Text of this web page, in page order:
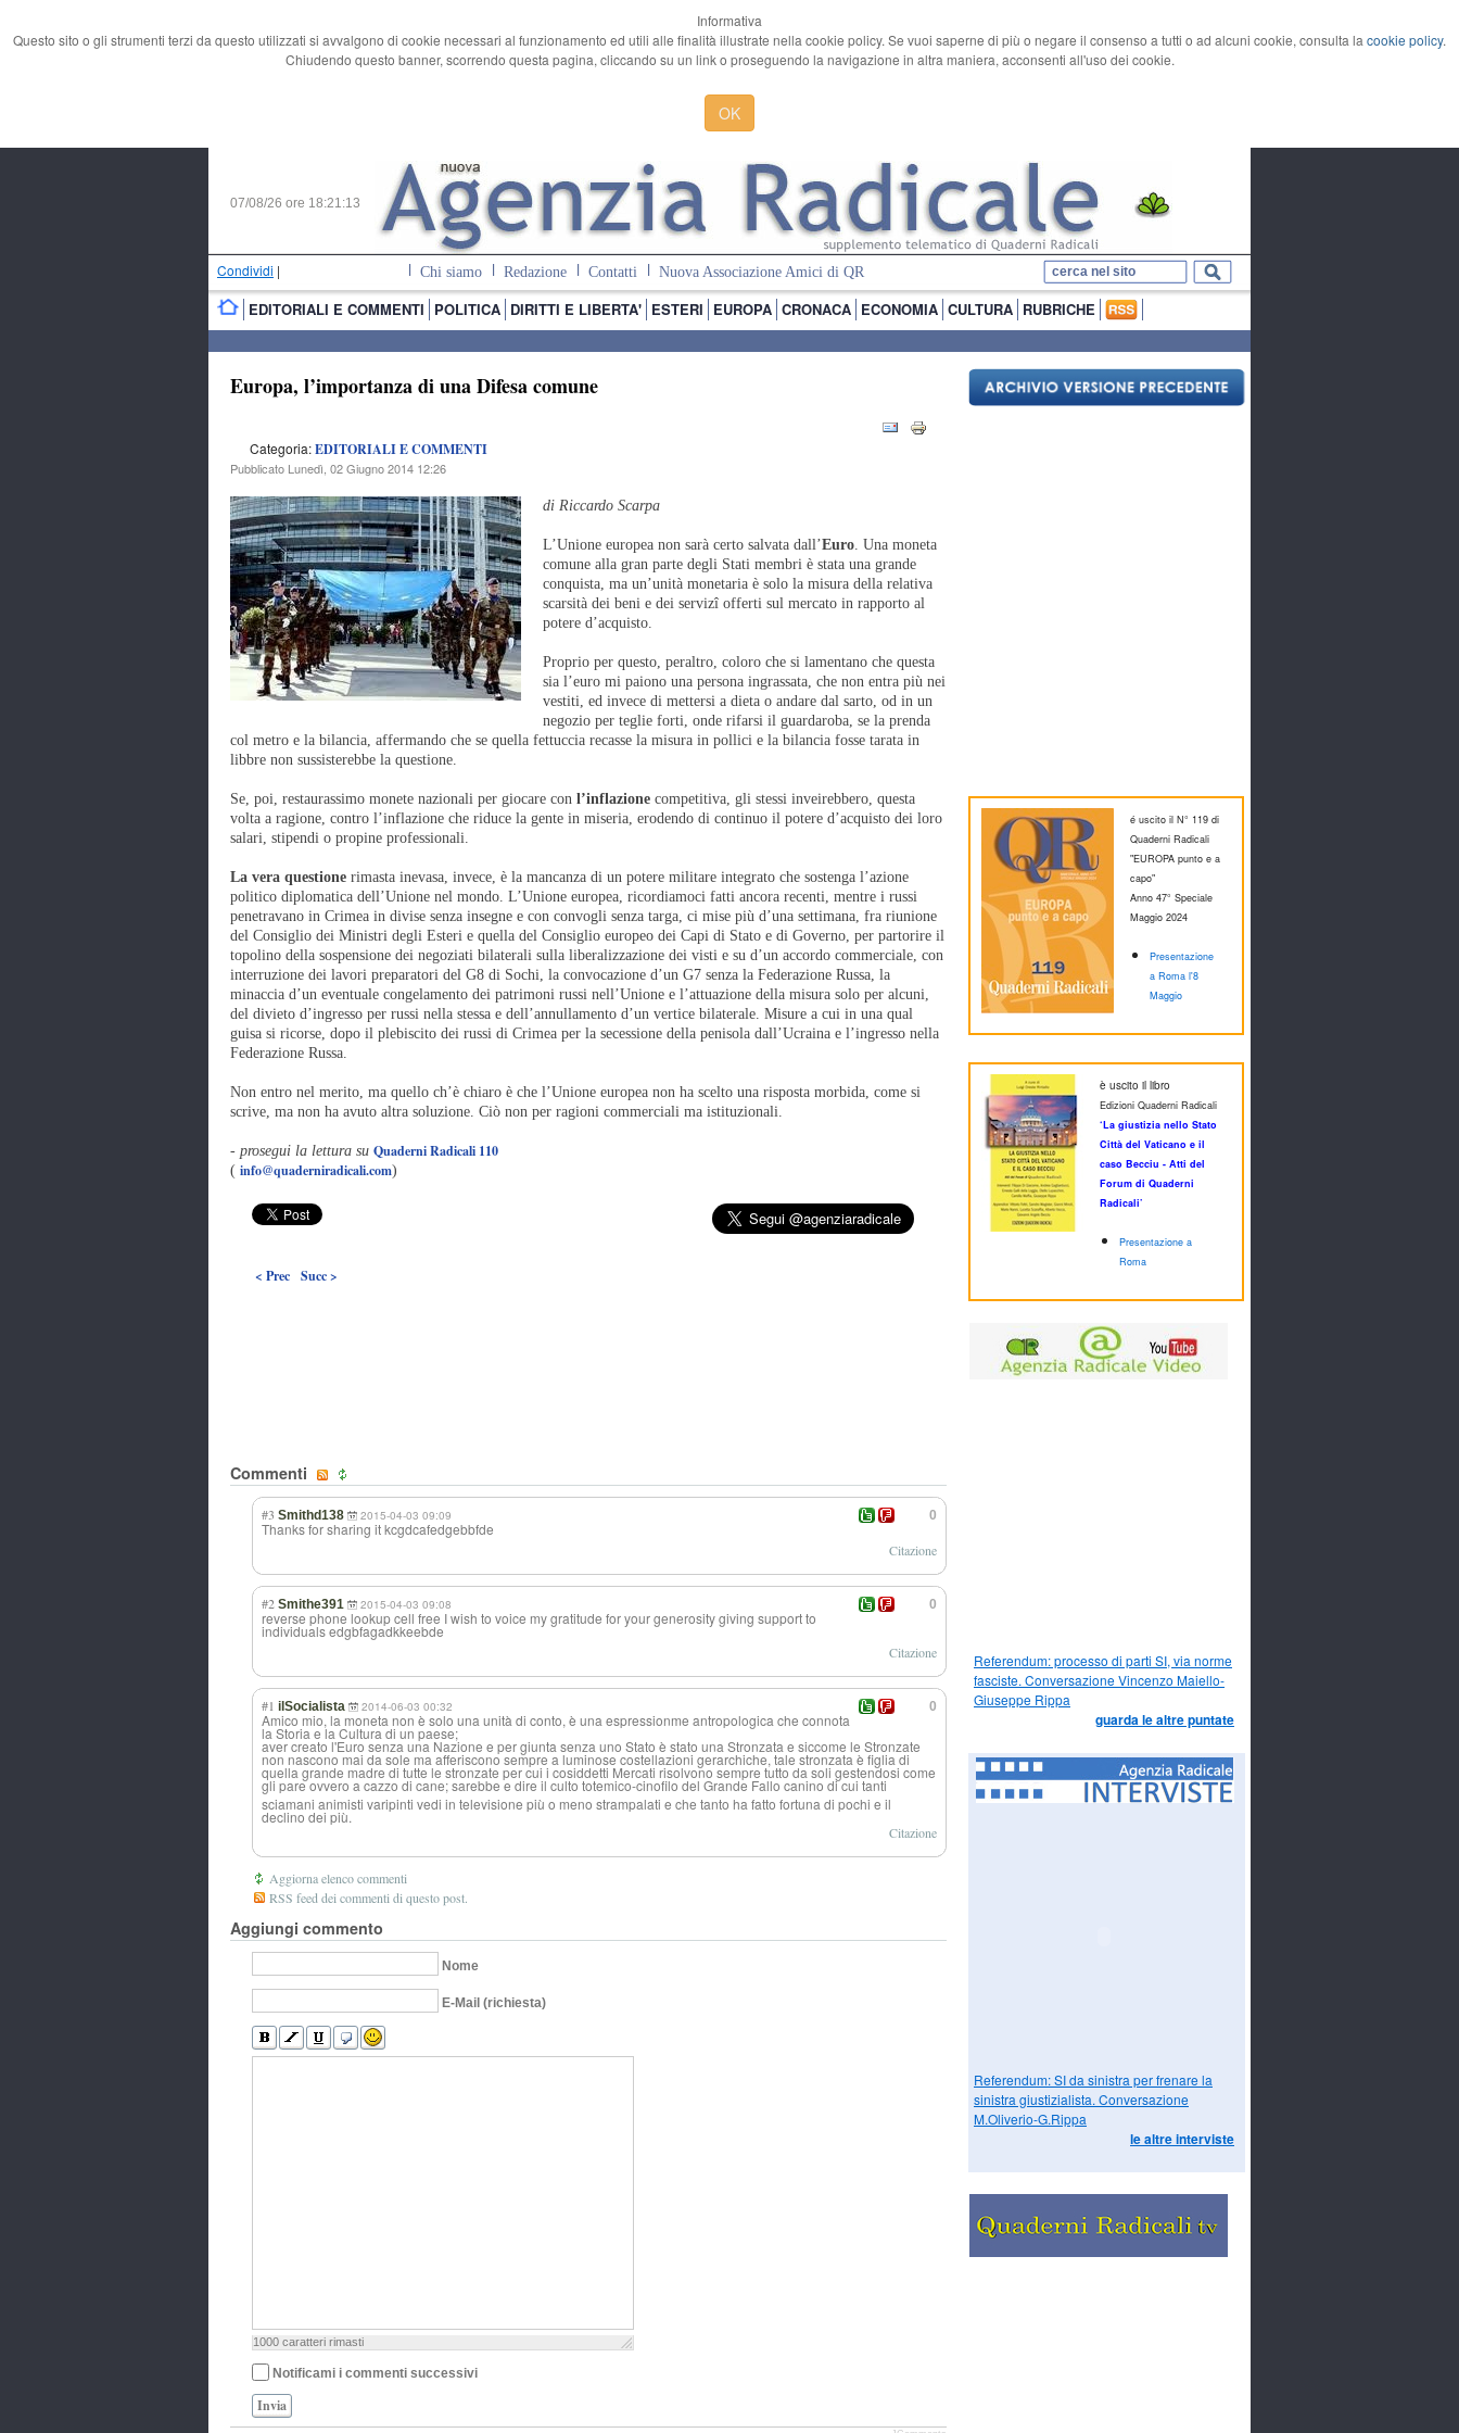
Informativa
Questo sito o gli strumenti terzi da questo utilizzati si avvalgono di cookie necessari al funzionamento ed utili alle finalità illustrate nella cookie policy. Se vuoi saperne di più o negare il consenso a tutti o ad alcuni cookie, consulta la cookie policy.
Chiudendo questo banner, scorrendo questa pagina, cliccando su un link o proseguendo la navigazione in altra maniera, acconsenti all'uso dei cookie.
OK
07/08/26 ore 18:21:14
Condividi | Chi siamo Redazione Contatti Nuova Associazione Amici di QR
EDITORIALI E COMMENTI POLITICA DIRITTI E LIBERTA' ESTERI EUROPA CRONACA ECONOMIA CULTURA RUBRICHE
Europa, l’importanza di una Difesa comune
Categoria:EDITORIALI E COMMENTI
Pubblicato Lunedì, 02 Giugno 2014 12:26
di Riccardo Scarpa
L’Unione europea non sarà certo salvata dall’Euro. Una moneta
comune alla gran parte degli Stati membri è stata una grande
conquista, ma un’unità monetaria è solo la misura della relativa
scarsità dei beni e dei servizî offerti sul mercato in rapporto al
potere d’acquisto.
Proprio per questo, peraltro, coloro che si lamentano che questa
sia l’euro mi paiono una persona ingrassata, che non entra più nei
vestiti, ed invece di mettersi a dieta o andare dal sarto, od in un
negozio per teglie forti, onde rifarsi il guardaroba, se la prenda
col metro e la bilancia, affermando che se quella fettuccia recasse la misura in pollici e la bilancia fosse tarata in
libbre non sussisterebbe la questione.
Se, poi, restaurassimo monete nazionali per giocare con l’inflazione competitiva, gli stessi inveirebbero, questa
volta a ragione, contro l’inflazione che riduce la gente in miseria, erodendo di continuo il potere d’acquisto dei loro
salari, stipendi o propine professionali.
La vera questione rimasta inevasa, invece, è la mancanza di un potere militare integrato che sostenga l’azione
politico diplomatica dell’Unione nel mondo. L’Unione europea, ricordiamoci fatti ancora recenti, mentre i russi
penetravano in Crimea in divise senza insegne e con convogli senza targa, ci mise più d’una settimana, fra riunione
del Consiglio dei Ministri degli Esteri e quella del Consiglio europeo dei Capi di Stato e di Governo, per partorire il
topolino della sospensione dei negoziati bilaterali sulla liberalizzazione dei visti e su d’un accordo commerciale, con
interruzione dei lavori preparatori del G8 di Sochi, la convocazione d’un G7 senza la Federazione Russa, la
minaccia d’un eventuale congelamento dei patrimoni russi nell’Unione e l’attuazione della misura solo per alcuni,
del divieto d’ingresso per russi nella stessa e dell’annullamento d’un vertice bilaterale. Misure a cui in una qual
guisa si ricorse, dopo il plebiscito dei russi di Crimea per la secessione della penisola dall’Ucraina e l’ingresso nella
Federazione Russa.
Non entro nel merito, ma quello ch’è chiaro è che l’Unione europea non ha scelto una risposta morbida, come si
scrive, ma non ha avuto altra soluzione. Ciò non per ragioni commerciali ma istituzionali.
- prosegui la lettura su Quaderni Radicali 110
( info@quaderniradicali.com)
< Prec Succ >
Commenti
0
#3 Smithd138 2015-04-03 09:09
Thanks for sharing it kcgdcafedgebbfde
Citazione
0
#2 Smithe391 2015-04-03 09:08
reverse phone lookup cell free I wish to voice my gratitude for your generosity giving support to
individuals edgbfagadkkeebde
Citazione
0
#1 ilSocialista 2014-06-03 00:32
Amico mio, la moneta non è solo una unità di conto, è una espressionme antropologica che connota
la Storia e la Cultura di un paese;
aver creato l'Euro senza una Nazione e per giunta senza uno Stato è stato una Stronzata e siccome le Stronzate
non nascono mai da sole ma afferiscono sempre a luminose costellazioni gerarchiche, tale stronzata è figlia di
quella grande madre di tutte le stronzate per cui i cosiddetti Mercati risolvono sempre tutto da soli gestendosi come
gli pare ovvero a cazzo di cane; sarebbe e dire il culto totemico-cinofilo del Grande Fallo canino di cui tanti
sciamani animisti varipinti vedi in televisione più o meno strampalati e che tanto ha fatto fortuna di pochi e il
declino dei più.
Citazione
Aggiorna elenco commenti
RSS feed dei commenti di questo post.
Aggiungi commento
Nome
E-Mail (richiesta)
1000 caratteri rimasti
Notificami i commenti successivi
Invia
é uscito il N° 119 di
Quaderni Radicali
"EUROPA punto e a
capo"
Anno 47° Speciale
Maggio 2024
Presentazione
a Roma l'8
Maggio
è uscito il libro
Edizioni Quaderni Radicali
‘La giustizia nello Stato
Città del Vaticano e il
caso Becciu - Atti del
Forum di Quaderni
Radicali’
Presentazione a
Roma
Referendum: processo di parti SI, via norme
fasciste. Conversazione Vincenzo Maiello-
Giuseppe Rippa
guarda le altre puntate
Referendum: SI da sinistra per frenare la
sinistra giustizialista. Conversazione
M.Oliverio-G.Rippa
le altre interviste